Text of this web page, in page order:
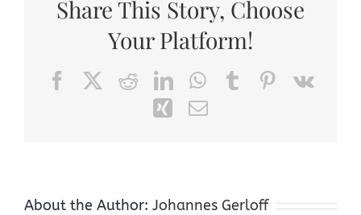
Share This Story, Choose
Your Platform!
FacebookRedditLinkedInWhatsApp
TumblrPinterest
Vk
XingEmail
About the Author: Johannes Gerloff